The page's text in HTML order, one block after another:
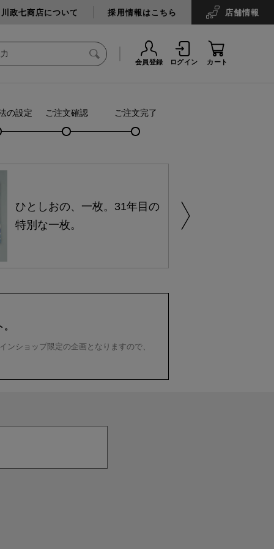
政七商店について 採用情報はこちら 店舗情報
会員登録 ログイン カート
の設定 ご注文確認 ご注文完了
ひとしおの、一枚。31年目の
特別な一枚。
ショップ限定の企画となりますので、